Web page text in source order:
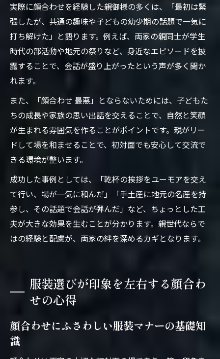
実際に顔合わせを経験した親御様の多くは、「最初は緊
張したが、共通の趣味や子どもの幼少期の話題で一気に
打ち解けた」と語ります。例えば、両家の親同士が学生
時代の部活動や地元の祭りなど、身近なエピソードを披
露することで、会話が盛り上がったという声が多く聞か
れます。
また、「顔合わせ 最悪」とならないためには、子どもた
ちの成長や家族の思い出話を交えることで、自然と笑顔
が生まれる雰囲気を作ることがポイントです。親がリー
ドして場を和ませることで、初対面でも安心して交流で
きる環境が整います。
成功した事例としては、「乾杯の挨拶をユーモアを交え
て行い、場が一気に和んだ」「手土産に地元の名産を持
参し、その話題で会話が弾んだ」など、ちょっとした工
夫が大きな効果を生むことが分かります。親世代ならで
はの経験と配慮が、両家の絆を深めるカギとなります。
服装選びが印象を左右する顔合わ
せの心得
顔合わせにふさわしい服装マナーの基礎知
識